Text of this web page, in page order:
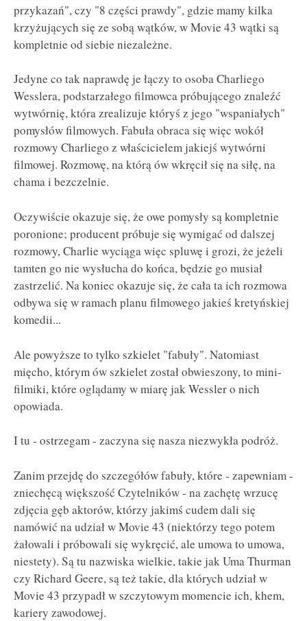
przykazań", czy "8 części prawdy", gdzie mamy kilka
krzyżujących się ze sobą wątków, w Movie 43 wątki są
kompletnie od siebie niezależne.
Jedyne co tak naprawdę je łączy to osoba Charliego
Wesslera, podstarzałego filmowca próbującego znaleźć
wytwórnię, która zrealizuje któryś z jego "wspaniałych"
pomysłów filmowych. Fabuła obraca się więc wokół
rozmowy Charliego z właścicielem jakiejś wytwórni
filmowej. Rozmowę, na którą ów wkręcił się na siłę, na
chama i bezczelnie.
Oczywiście okazuje się, że owe pomysły są kompletnie
poronione; producent próbuje się wymigać od dalszej
rozmowy, Charlie wyciąga więc spluwę i grozi, że jeżeli
tamten go nie wysłucha do końca, będzie go musiał
zastrzelić. Na koniec okazuje się, że cała ta ich rozmowa
odbywa się w ramach planu filmowego jakieś kretyńskiej
komedii...
Ale powyższe to tylko szkielet "fabuły". Natomiast
mięcho, którym ów szkielet został obwieszony, to mini-
filmiki, które oglądamy w miarę jak Wessler o nich
opowiada.
I tu - ostrzegam - zaczyna się nasza niezwykła podróż.
Zanim przejdę do szczegółów fabuły, które - zapewniam -
zniechęcą większość Czytelników - na zachętę wrzucę
zdjęcia gęb aktorów, którzy jakimś cudem dali się
namówić na udział w Movie 43 (niektórzy tego potem
żałowali i próbowali się wykręcić, ale umowa to umowa,
niestety). Są tu nazwiska wielkie, takie jak Uma Thurman
czy Richard Geere, są też takie, dla których udział w
Movie 43 przypadł w szczytowym momencie ich, khem,
kariery zawodowej.